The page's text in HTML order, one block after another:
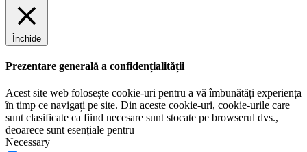
Închide
Prezentare generală a confidențialității
Acest site web folosește cookie-uri pentru a vă îmbunătăți experiența
în timp ce navigați pe site. Din aceste cookie-uri, cookie-urile care
sunt clasificate ca fiind necesare sunt stocate pe browserul dvs.,
deoarece sunt esențiale pentru
Necessary